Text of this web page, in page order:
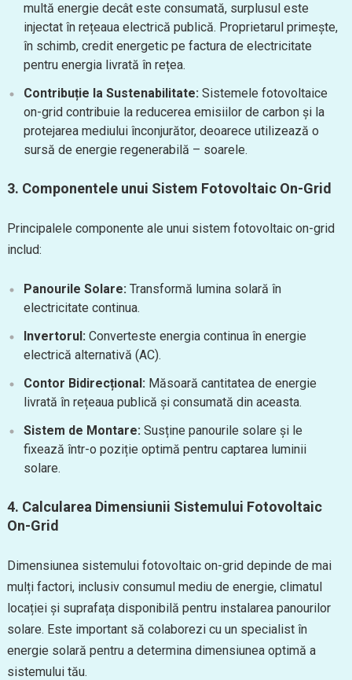
multă energie decât este consumată, surplusul este
injectat în rețeaua electrică publică. Proprietarul primește,
în schimb, credit energetic pe factura de electricitate
pentru energia livrată în rețea.
Contribuție la Sustenabilitate: Sistemele fotovoltaice
on-grid contribuie la reducerea emisiilor de carbon și la
protejarea mediului înconjurător, deoarece utilizează o
sursă de energie regenerabilă – soarele.
3. Componentele unui Sistem Fotovoltaic On-Grid
Principalele componente ale unui sistem fotovoltaic on-grid
includ:
Panourile Solare: Transformă lumina solară în
electricitate continua.
Invertorul: Converteste energia continua în energie
electrică alternativă (AC).
Contor Bidirecțional: Măsoară cantitatea de energie
livrată în rețeaua publică și consumată din aceasta.
Sistem de Montare: Susține panourile solare și le
fixează într-o poziție optimă pentru captarea luminii
solare.
4. Calcularea Dimensiunii Sistemului Fotovoltaic
On-Grid
Dimensiunea sistemului fotovoltaic on-grid depinde de mai
mulți factori, inclusiv consumul mediu de energie, climatul
locației și suprafața disponibilă pentru instalarea panourilor
solare. Este important să colaborezi cu un specialist în
energie solară pentru a determina dimensiunea optimă a
sistemului tău.